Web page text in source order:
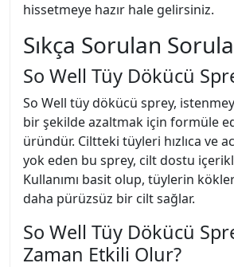
hissetmeye hazır hale gelirsiniz.
Sıkça Sorulan
So Well Tüy Dökücü
So Well tüy dökücü sprey,
bir şekilde azaltmak için formüle
üründür. Ciltteki tüyleri hızlıca ve
yok eden bu sprey, cilt dostu
Kullanımı basit olup, tüylerin
daha pürüzsüz bir cilt sağlar.
So Well Tüy Dökücü
Zaman Etkili Olur?